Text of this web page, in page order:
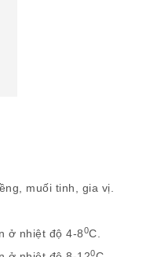
muối tinh, gia vị.
ở nhiệt độ 4-80C.
0